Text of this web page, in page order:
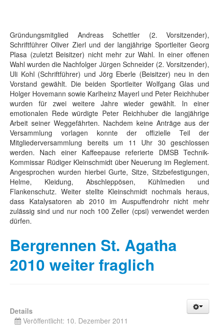
Gründungsmitglied Andreas Schettler (2. Vorsitzender),
Schriftführer Oliver Zierl und der langjährige Sportleiter Georg
Plasa (zuletzt Beisitzer) nicht mehr zur Wahl. In einer offenen
Wahl wurden die Nachfolger Jürgen Schneider (2. Vorsitzender),
Uli Kohl (Schriftführer) und Jörg Eberle (Beisitzer) neu in den
Vorstand gewählt. Die beiden Sportleiter Wolfgang Glas und
Holger Hovemann sowie Karlheinz Mayerl und Peter Reichhuber
wurden für zwei weitere Jahre wieder gewählt. In einer
emotionalen Rede würdigte Peter Reichhuber die langjährige
Arbeit seiner Weggefährten. Nachdem keine Anträge aus der
Versammlung vorlagen konnte der offizielle Teil der
Mitgliederversammlung bereits um 11 Uhr 30 geschlossen
werden. Nach einer Kaffeepause referierte DMSB Technik-
Kommissar Rüdiger Kleinschmidt über Neuerung im Reglement.
Angesprochen wurden hierbei Gurte, Sitze, Sitzbefestigungen,
Helme, Kleidung, Abschleppösen, Kühlmedien und
Flankenschutz. Weiter stellte Kleinschmidt nochmals heraus,
dass Katalysatoren ab 2010 im Auspuffendrohr nicht mehr
zulässig sind und nur noch 100 Zeller (cpsi) verwendet werden
dürfen.
Bergrennen St. Agatha
2010 weiter fraglich
Details
Veröffentlicht: 10. Dezember 2011